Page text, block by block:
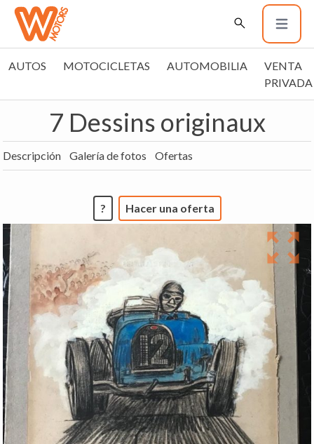
AUTOS MOTOCICLETAS AUTOMOBILIA
VENTA
PRIVADA
7 Dessins originaux
Descripción Galería de fotos Ofertas
? Hacer una oferta